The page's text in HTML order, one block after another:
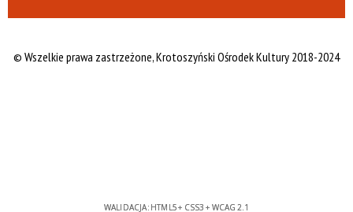
© Wszelkie prawa zastrzeżone,Krotoszyński Ośrodek Kultury 2018-2024
WALIDACJA: HTML5+ CSS3 + WCAG 2.1